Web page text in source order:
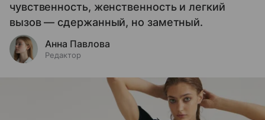
чувственность, женственность и легкий
вызов — сдержанный, но заметный.
Анна Павлова
Редактор